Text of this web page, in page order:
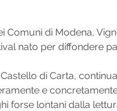
Comuni di Modena,
nato per diffondere
di Carta,
e
forse lontani dalla